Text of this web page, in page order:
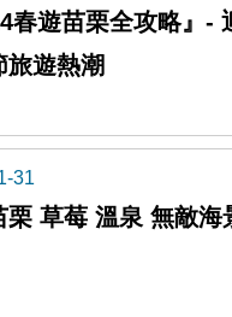
春遊苗栗全攻略』-
旅遊熱潮
31
栗 草莓 溫泉 無敵海